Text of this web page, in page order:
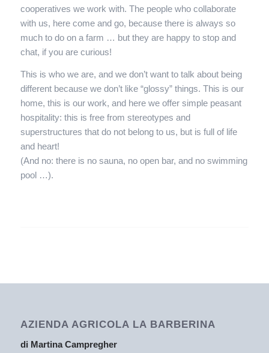
cooperatives we work with. The people who collaborate
with us, here come and go, because there is always so
much to do on a farm … but they are happy to stop and
chat, if you are curious!
This is who we are, and we don’t want to talk about being
different because we don’t like “glossy” things. This is our
home, this is our work, and here we offer simple peasant
hospitality: this is free from stereotypes and
superstructures that do not belong to us, but is full of life
and heart!
(And no: there is no sauna, no open bar, and no swimming
pool …).
AZIENDA AGRICOLA LA BARBERINA
di Martina Campregher